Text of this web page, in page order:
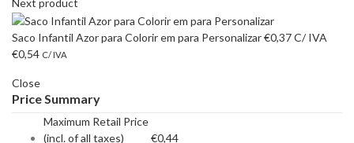
Next product
Saco Infantil Azor para Colorir em para Personalizar€0,37C/ IVA
€0,54 C/ IVA
Close
Price Summary
Maximum Retail Price
(incl. of all taxes)
€0,44